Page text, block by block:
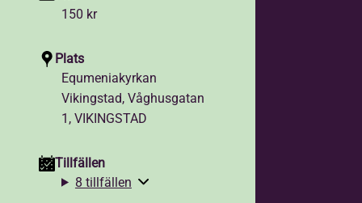
150 kr
Plats
Equmeniakyrkan
Vikingstad, Våghusgatan
1, VIKINGSTAD
Tillfällen
8 tillfällen